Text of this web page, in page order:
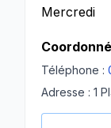
Mercredi
Téléphone :
Adresse : 1